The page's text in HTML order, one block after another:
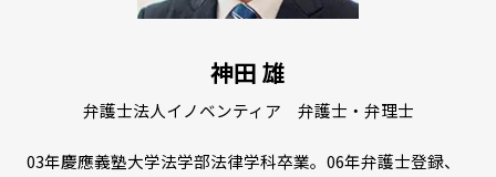
神田 雄
弁護士法人イノベンティア 弁護士・弁理士
03年慶應義塾大学法学部法律学科卒業。06年弁護士登録、